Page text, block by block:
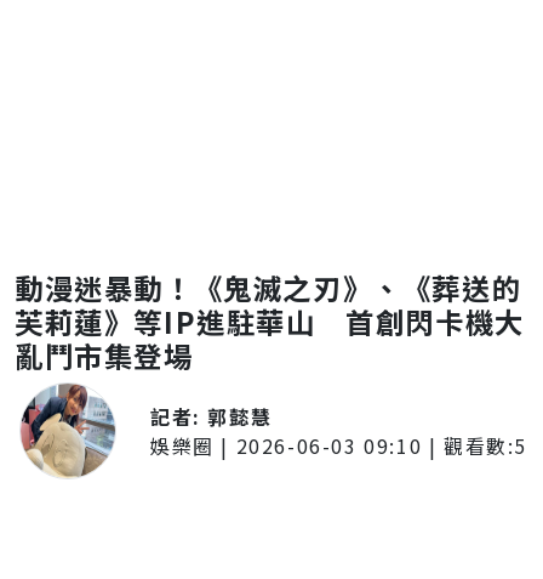
動漫迷暴動！《鬼滅之刃》、《葬送的
芙莉蓮》等IP進駐華山 首創閃卡機大
亂鬥市集登場
記者:郭懿慧
娛樂圈 | 2026-06-03 09:10 | 觀看數:5